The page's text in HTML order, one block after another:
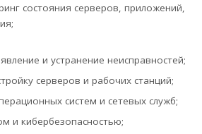
состояния серверов, приложений,
и устранение неисправностей;
серверов и рабочих станций;
систем и сетевых служб;
и кибербезопасностью;